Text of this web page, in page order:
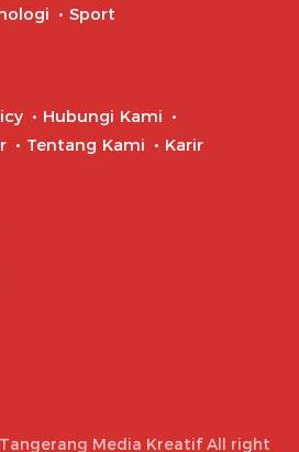
Sport
Hubungi Kami
Tentang Kami Karir
Media Kreatif All right